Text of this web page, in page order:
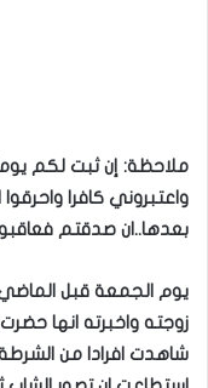
ملاحظة: إن ثبت لكم
واعتبروني كافرا
بعدها..ان صدقتم
يوم الجمعة قبل
زوجته واخبرته انها
شاهدت افرادا من